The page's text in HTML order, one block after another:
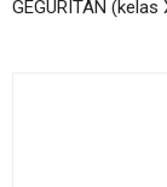
GEGURITAN (kelas